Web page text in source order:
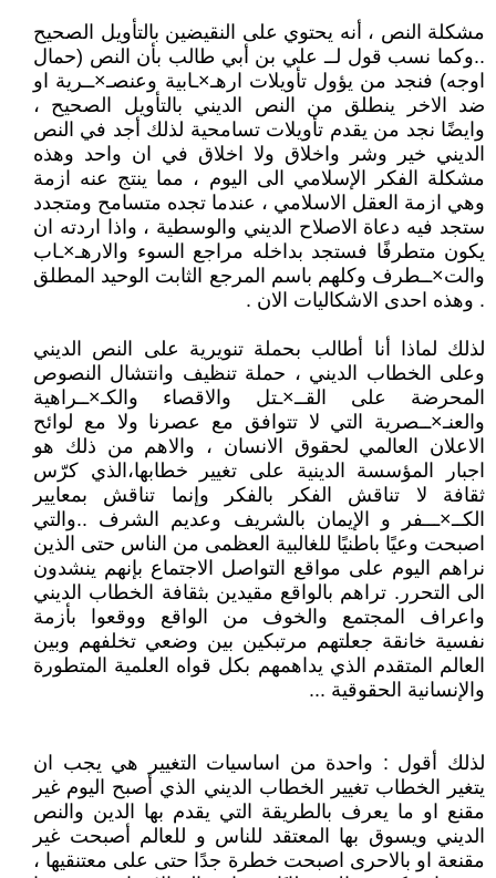
مشكلة النص ، أنه يحتوي على النقيضين بالتأويل الصحيح
..وكما نسب قول لــ علي بن أبي طالب بأن النص (حمال
اوجه) فنجد من يؤول تأويلات ارهـ×ـابية وعنصـ×ــرية او
ضد الاخر ينطلق من النص الديني بالتأويل الصحيح ،
وايضًا نجد من يقدم تأويلات تسامحية لذلك أجد في النص
الديني خير وشر واخلاق ولا اخلاق في ان واحد وهذه
مشكلة الفكر الإسلامي الى اليوم ، مما ينتج عنه ازمة
وهي ازمة العقل الاسلامي ، عندما تجده متسامح ومتجدد
ستجد فيه دعاة الاصلاح الديني والوسطية ، واذا اردته ان
يكون متطرفًا فستجد بداخله مراجع السوء والارهـ×ـاب
والت×ــطرف وكلهم باسم المرجع الثابت الوحيد المطلق
. وهذه احدى الاشكاليات الان .
لذلك لماذا أنا أطالب بحملة تنويرية على النص الديني
وعلى الخطاب الديني ، حملة تنظيف وانتشال النصوص
المحرضة على القــ×ـتل والاقصاء والكـ×ــراهية
والعنـ×ــصرية التي لا تتوافق مع عصرنا ولا مع لوائح
الاعلان العالمي لحقوق الانسان ، والاهم من ذلك هو
اجبار المؤسسة الدينية على تغيير خطابها،الذي كرّس
ثقافة لا تناقش الفكر بالفكر وإنما تناقش بمعايير
الكــ×ـــفر و الإيمان بالشريف وعديم الشرف ..والتي
اصبحت وعيًا باطنيًا للغالبية العظمى من الناس حتى الذين
نراهم اليوم على مواقع التواصل الاجتماع بإنهم ينشدون
الى التحرر. تراهم بالواقع مقيدين بثقافة الخطاب الديني
واعراف المجتمع والخوف من الواقع ووقعوا بأزمة
نفسية خانقة جعلتهم مرتبكين بين وضعي تخلفهم وبين
العالم المتقدم الذي يداهمهم بكل قواه العلمية المتطورة
والإنسانية الحقوقية ...
لذلك أقول : واحدة من اساسيات التغيير هي يجب ان
يتغير الخطاب تغيير الخطاب الديني الذي أصبح اليوم غير
مقنع او ما يعرف بالطريقة التي يقدم بها الدين والنص
الديني ويسوق بها المعتقد للناس و للعالم أصبحت غير
مقنعة او بالاحرى اصبحت خطرة جدًا حتى على معتنقيها ،